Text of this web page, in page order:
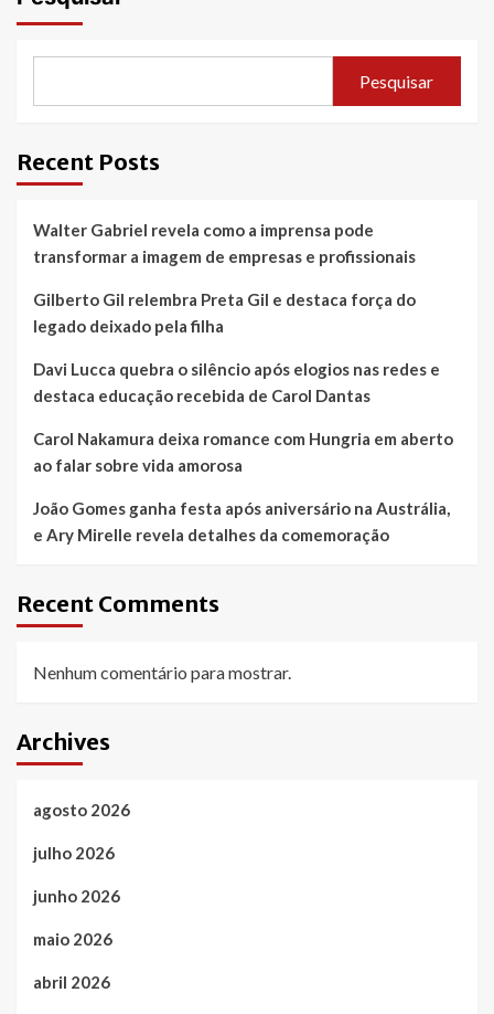
Pesquisar
Recent Posts
Walter Gabriel revela como a imprensa pode
transformar a imagem de empresas e profissionais
Gilberto Gil relembra Preta Gil e destaca força do
legado deixado pela filha
Davi Lucca quebra o silêncio após elogios nas redes e
destaca educação recebida de Carol Dantas
Carol Nakamura deixa romance com Hungria em aberto
ao falar sobre vida amorosa
João Gomes ganha festa após aniversário na Austrália,
e Ary Mirelle revela detalhes da comemoração
Recent Comments
Nenhum comentário para mostrar.
Archives
agosto 2026
julho 2026
junho 2026
maio 2026
abril 2026